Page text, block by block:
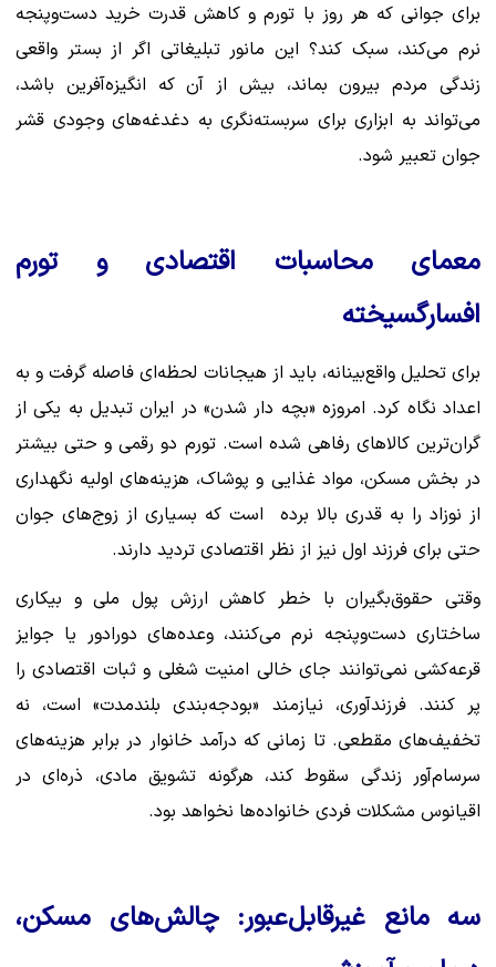
برای جوانی که هر روز با تورم و کاهش قدرت خرید دست‌وپنجه
نرم می‌کند، سبک کند؟ این مانور تبلیغاتی اگر از بستر واقعی
زندگی مردم بیرون بماند، بیش از آن که انگیزه‌آفرین باشد،
می‌تواند به ابزاری برای سربسته‌نگری به دغدغه‌های وجودی قشر
جوان تعبیر شود.
معمای محاسبات اقتصادی و تورم
افسارگسیخته
برای تحلیل واقع‌بینانه، باید از هیجانات لحظه‌ای فاصله گرفت و به
اعداد نگاه کرد. امروزه «بچه دار شدن» در ایران تبدیل به یکی از
گران‌ترین کالاهای رفاهی شده است. تورم دو رقمی و حتی بیشتر
در بخش مسکن، مواد غذایی و پوشاک، هزینه‌های اولیه نگهداری
از نوزاد را به قدری بالا برده است که بسیاری از زوج‌های جوان
حتی برای فرزند اول نیز از نظر اقتصادی تردید دارند.
وقتی حقوق‌بگیران با خطر کاهش ارزش پول ملی و بیکاری
ساختاری دست‌وپنجه ‌نرم می‌کنند، وعده‌های دورادور یا جوایز
قرعه‌کشی نمی‌توانند جای خالی امنیت شغلی و ثبات اقتصادی را
پر کنند. فرزندآوری، نیازمند «بودجه‌بندی بلندمدت» است، نه
تخفیف‌های مقطعی. تا زمانی که درآمد خانوار در برابر هزینه‌های
سرسام‌آور زندگی سقوط کند، هرگونه تشویق مادی، ذره‌ای در
اقیانوس مشکلات فردی خانواده‌ها نخواهد بود.
سه مانع غیرقابل‌عبور: چالش‌های مسکن،